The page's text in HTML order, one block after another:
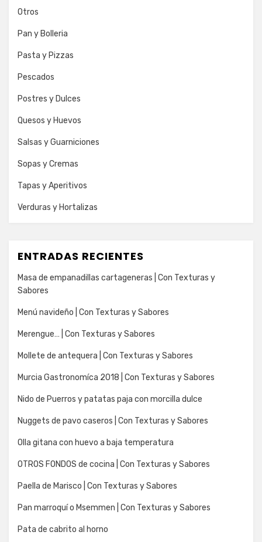
Otros
Pan y Bolleria
Pasta y Pizzas
Pescados
Postres y Dulces
Quesos y Huevos
Salsas y Guarniciones
Sopas y Cremas
Tapas y Aperitivos
Verduras y Hortalizas
ENTRADAS RECIENTES
Masa de empanadillas cartageneras | Con Texturas y
Sabores
Menú navideño | Con Texturas y Sabores
Merengue… | Con Texturas y Sabores
Mollete de antequera | Con Texturas y Sabores
Murcia Gastronomíca 2018 | Con Texturas y Sabores
Nido de Puerros y patatas paja con morcilla dulce
Nuggets de pavo caseros | Con Texturas y Sabores
Olla gitana con huevo a baja temperatura
OTROS FONDOS de cocina | Con Texturas y Sabores
Paella de Marisco | Con Texturas y Sabores
Pan marroquí o Msemmen | Con Texturas y Sabores
Pata de cabrito al horno